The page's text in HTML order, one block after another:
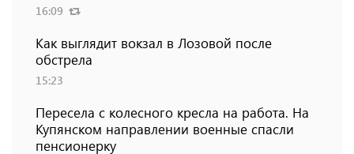
16:09
Как выглядит вокзал в Лозовой после
обстрела
15:23
Пересела с колесного кресла на работа. На
Купянском направлении военные спасли
пенсионерку